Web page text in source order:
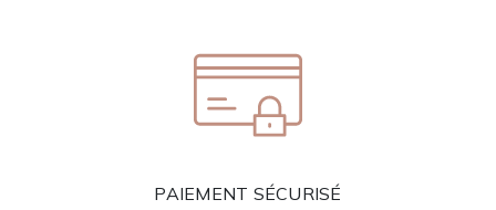
PAIEMENT SÉCURISÉ